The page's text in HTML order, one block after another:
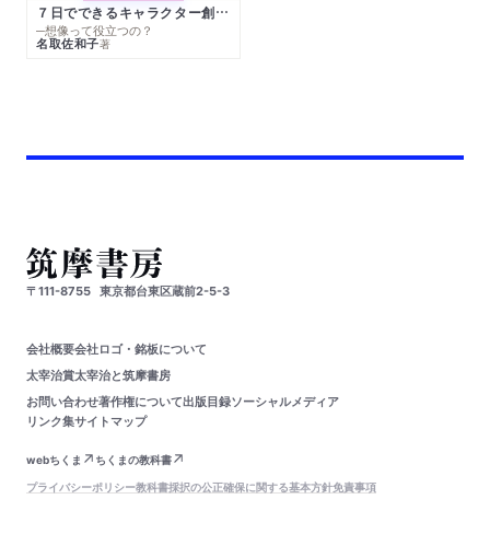
７日でできるキャラクター創作入門
─想像って役立つの？
名取佐和子著
〒111-8755 東京都台東区蔵前2-5-3
会社概要会社ロゴ・銘板について
太宰治賞太宰治と筑摩書房
お問い合わせ著作権について出版目録ソーシャルメディア
リンク集サイトマップ
webちくま
ちくまの教科書
プライバシーポリシー教科書採択の公正確保に関する基本方針免責事項